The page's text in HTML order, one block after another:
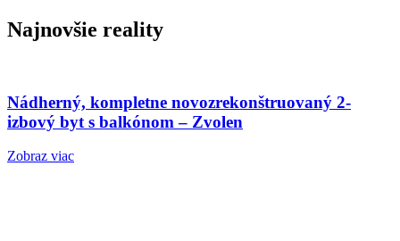
Najnovšie reality
Nádherný, kompletne novozrekonštruovaný 2-
izbový byt s balkónom – Zvolen
Zobraz viac